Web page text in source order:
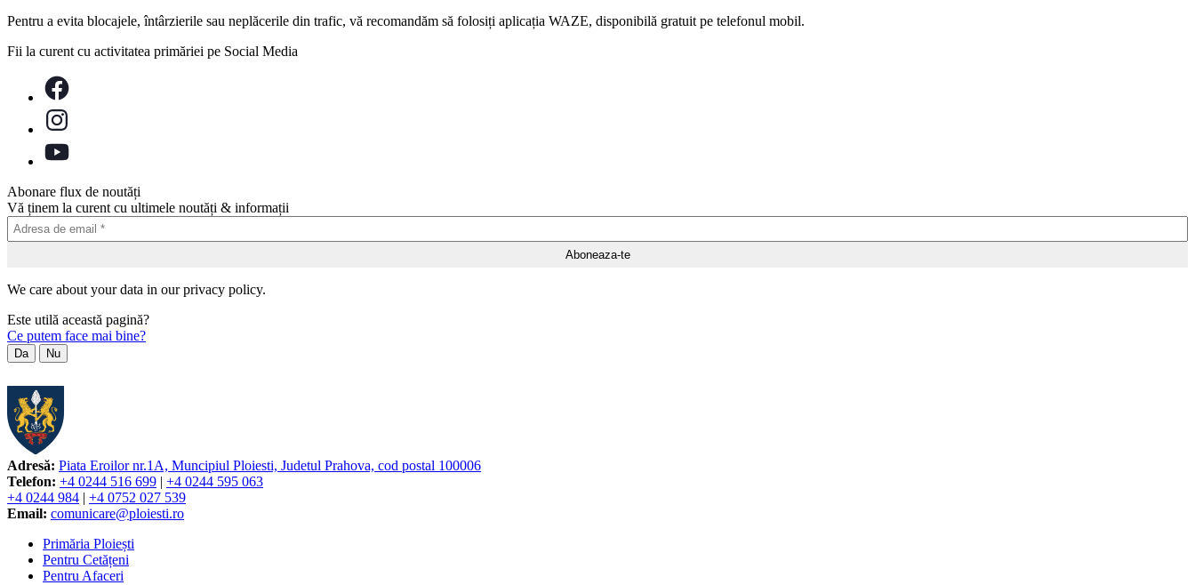
Pentru a evita blocajele, întârzierile sau neplăcerile din trafic, vă recomandăm să folosiți aplicația WAZE, disponibilă gratuit pe telefonul mobil.
Fii la curent cu activitatea primăriei pe Social Media
Abonare flux de noutăți
Vă ținem la curent cu ultimele noutăți & informații
We care about your data in our privacy policy.
Este utilă această pagină?
Ce putem face mai bine?
Da Nu
Adresă: Piata Eroilor nr.1A, Muncipiul Ploiesti, Judetul Prahova, cod postal 100006
Telefon: +4 0244 516 699
+4 0244 595 063
+4 0244 984
+4 0752 027 539
Email: comunicare@ploiesti.ro
Primăria Ploiești
Pentru Cetățeni
Pentru Afaceri